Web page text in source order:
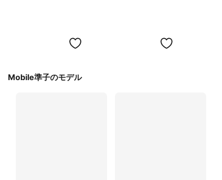
Mobile準子のモデル